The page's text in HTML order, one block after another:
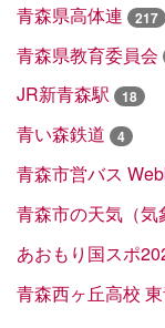
青森県高体連 217
青森県教育委員会
JR新青森駅 18
青い森鉄道 4
青森市営バス
青森市の天気（気
あおもり国スポ
青森西ヶ丘高校